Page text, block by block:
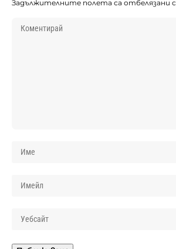
Задължителните полета са отбелязани с